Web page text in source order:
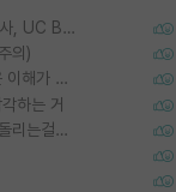
Korea University 수학, 컴퓨터과학 이학사, UC Berkeley 산업공학 대학원 공학박사가 되는 것은 쉽지 않겠죠?
의)
대학원생들 교수에게 가스라이팅 당한 것은 이해가 갑니다. 안타깝네요.
하는 거
왜 후배가 못하는걸 교수님은 내 책임으로 돌리는걸까요?